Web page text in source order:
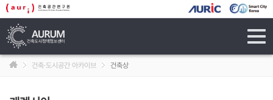
건축·도시공간 아카이브 건축상